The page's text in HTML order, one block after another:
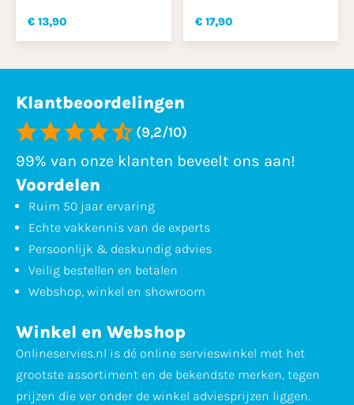
€ 13,90 € 17,90
Klantbeoordelingen
(9,2/10)
99% van onze klanten beveelt ons aan!
Voordelen
Ruim 50 jaar ervaring
Echte vakkennis van de experts
Persoonlijk & deskundig advies
Veilig bestellen en betalen
Webshop, winkel en showroom
Winkel en Webshop
Onlineservies.nl is dé online servieswinkel met het
grootste assortiment en de bekendste merken, tegen
prijzen die ver onder de winkel adviesprijzen liggen.